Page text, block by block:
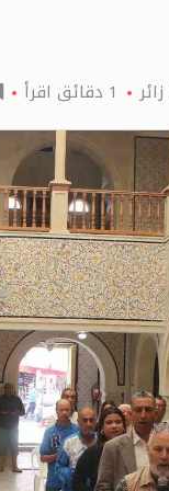
زائر